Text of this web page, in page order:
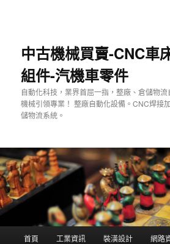
中古機械買賣-CNC車
組件-汽機車零件
自動化科技，業界首屈一指，整廠、倉儲物
機械引領專業！ 整廠自動化設備。CNC焊接
儲物流系統。
首頁 工業資訊 裝潢設計 網路